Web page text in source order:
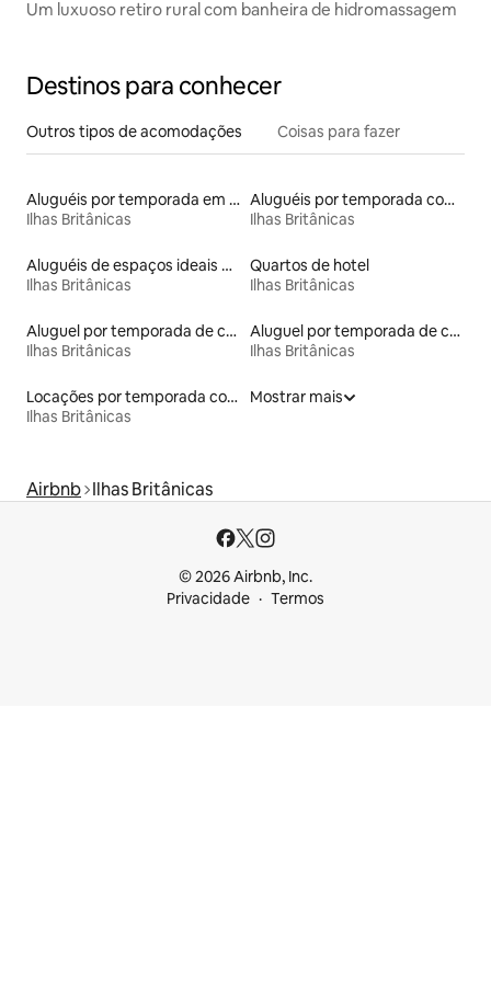
Um luxuoso retiro rural com banheira de hidromassagem
Destinos para conhecer
Outros tipos de acomodações Coisas para fazer
Aluguéis por temporada em resorts
Ilhas Britânicas
Aluguéis por temporada com cama de altura acessível
Ilhas Britânicas
Aluguéis de espaços ideais para famílias
Ilhas Britânicas
Quartos de hotel
Ilhas Britânicas
Aluguel por temporada de contêineres
Ilhas Britânicas
Aluguel por temporada de casas-barco
Ilhas Britânicas
Locações por temporada com piscina
Ilhas Britânicas
Mostrar mais
Airbnb Ilhas Britânicas
© 2026 Airbnb, Inc.
Privacidade
Termos